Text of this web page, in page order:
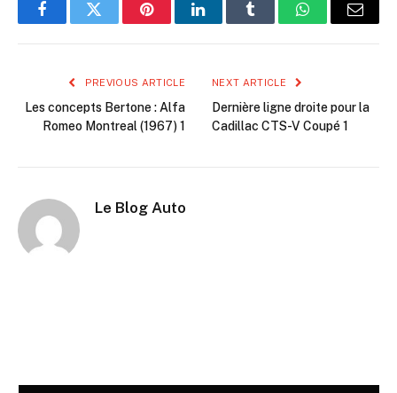
FacebookTwitter PinterestLinkedInTumblr WhatsAppEmail
PREVIOUS ARTICLE
Les concepts Bertone : Alfa
Romeo Montreal (1967) 1
NEXT ARTICLE
Dernière ligne droite pour la
Cadillac CTS-V Coupé 1
Le Blog Auto